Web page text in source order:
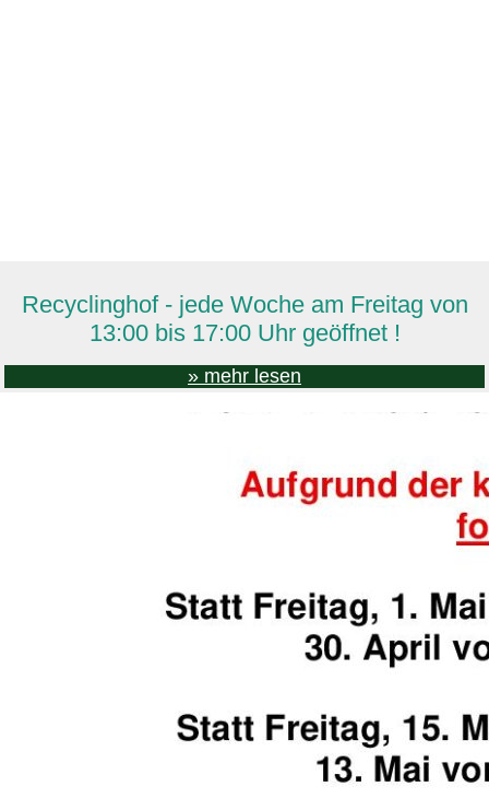
Recyclinghof - jede Woche am Freitag von
13:00 bis 17:00 Uhr geöffnet !
» mehr lesen